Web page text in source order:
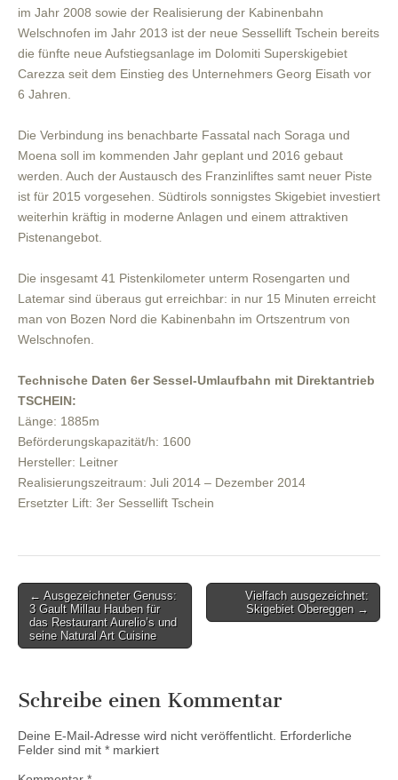
im Jahr 2008 sowie der Realisierung der Kabinenbahn
Welschnofen im Jahr 2013 ist der neue Sessellift Tschein bereits
die fünfte neue Aufstiegsanlage im Dolomiti Superskigebiet
Carezza seit dem Einstieg des Unternehmers Georg Eisath vor
6 Jahren.
Die Verbindung ins benachbarte Fassatal nach Soraga und
Moena soll im kommenden Jahr geplant und 2016 gebaut
werden. Auch der Austausch des Franzinliftes samt neuer Piste
ist für 2015 vorgesehen. Südtirols sonnigstes Skigebiet investiert
weiterhin kräftig in moderne Anlagen und einem attraktiven
Pistenangebot.
Die insgesamt 41 Pistenkilometer unterm Rosengarten und
Latemar sind überaus gut erreichbar: in nur 15 Minuten erreicht
man von Bozen Nord die Kabinenbahn im Ortszentrum von
Welschnofen.
Technische Daten 6er Sessel-Umlaufbahn mit Direktantrieb
TSCHEIN:
Länge: 1885m
Beförderungskapazität/h: 1600
Hersteller: Leitner
Realisierungszeitraum: Juli 2014 – Dezember 2014
Ersetzter Lift: 3er Sessellift Tschein
Post
navigation
← Ausgezeichneter Genuss:
3 Gault Millau Hauben für
das Restaurant Aurelio’s und
seine Natural Art Cuisine
Vielfach ausgezeichnet:
Skigebiet Obereggen →
Schreibe einen Kommentar
Deine E-Mail-Adresse wird nicht veröffentlicht. Erforderliche
Felder sind mit * markiert